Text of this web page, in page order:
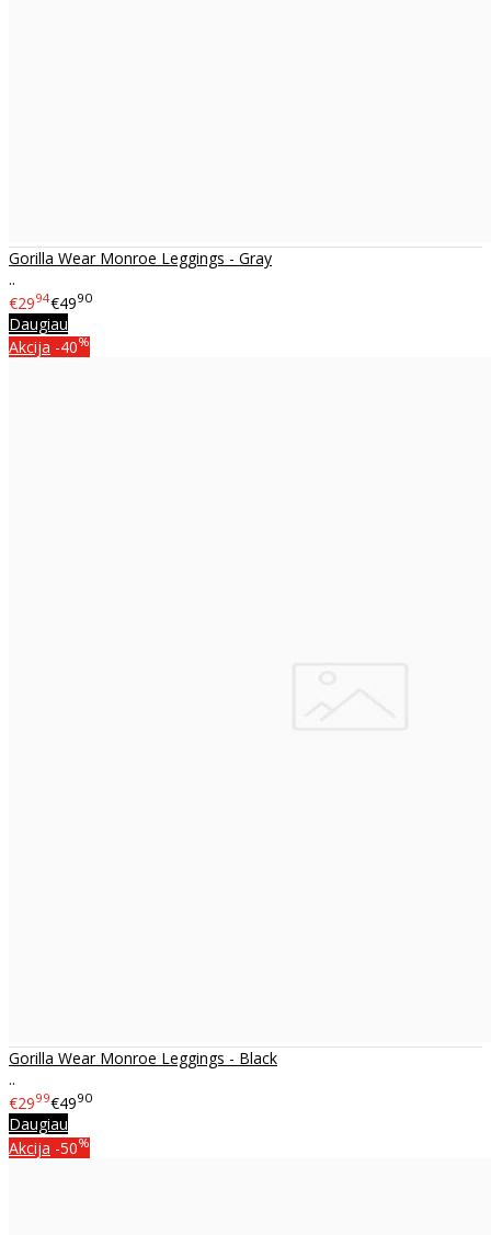
Gorilla Wear Monroe Leggings - Gray
..
€2994€4990
Daugiau
Akcija -40%
Gorilla Wear Monroe Leggings - Black
..
€2999€4990
Daugiau
Akcija -50%